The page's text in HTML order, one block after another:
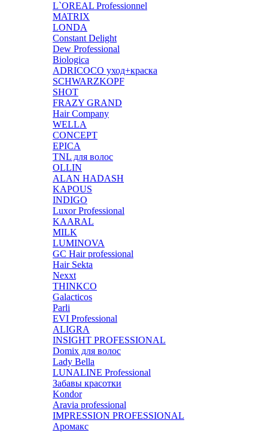
L`OREAL Professionnel
MATRIX
LONDA
Constant Delight
Dew Professional
Biologica
ADRICOCO уход+краска
SCHWARZKOPF
SHOT
FRAZY GRAND
Hair Company
WELLA
CONCEPT
EPICA
TNL для волос
OLLIN
ALAN HADASH
KAPOUS
INDIGO
Luxor Professional
KAARAL
MILK
LUMINOVA
GC Hair professional
Hair Sekta
Nexxt
THINKCO
Galacticos
Parli
EVI Professional
ALIGRA
INSIGHT PROFESSIONAL
Domix для волос
Lady Bella
LUNALINE Professional
Забавы красотки
Kondor
Aravia professional
IMPRESSION PROFESSIONAL
Аромакс